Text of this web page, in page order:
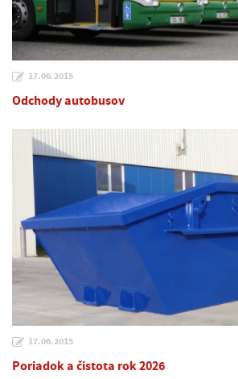
17.06.2015
Odchody autobusov
17.06.2015
Poriadok a čistota rok 2026